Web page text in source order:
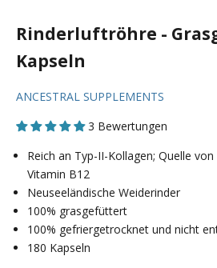
Rinderluftröhre -
Kapseln
ANCESTRAL SUPPLEMENTS
3 Bewertungen
Reich an Typ-II-Kollagen; Quelle
Vitamin B12
Neuseeländische Weiderinder
100% grasgefüttert
100% gefriergetrocknet und nicht
180 Kapseln